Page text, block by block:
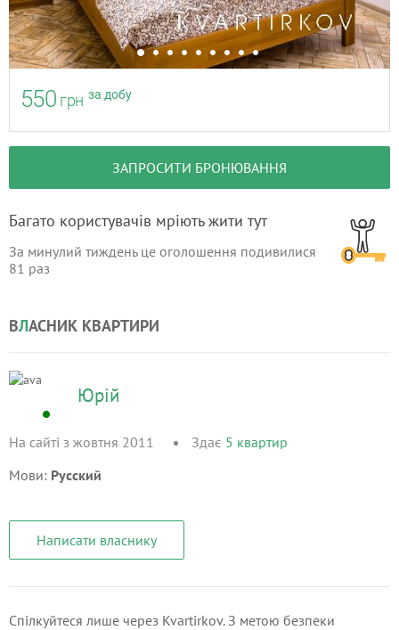
550 грн за добу
ЗАПРОСИТИ БРОНЮВАННЯ
Багато користувачів мріють жити тут
За минулий тиждень це оголошення подивилися
81 раз
ВЛАСНИК КВАРТИРИ
Юрій
На сайті з жовтня 2011 Здає 5 квартир
Мови: Русский
Написати власнику
Спілкуйтеся лише через Kvartirkov. З метою безпеки